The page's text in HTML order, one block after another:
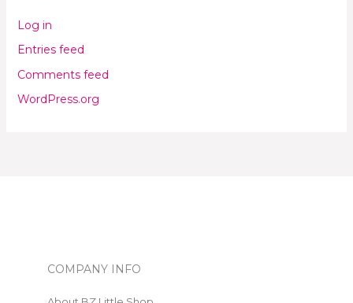
Log in
Entries feed
Comments feed
WordPress.org
COMPANY INFO